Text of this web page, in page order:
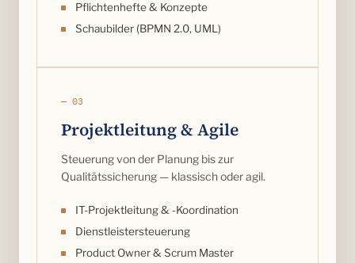
Pflichtenhefte & Konzepte
Schaubilder (BPMN 2.0, UML)
— 03
Projektleitung & Agile
Steuerung von der Planung bis zur
Qualitätssicherung — klassisch oder agil.
IT-Projektleitung & -Koordination
Dienstleistersteuerung
Product Owner & Scrum Master